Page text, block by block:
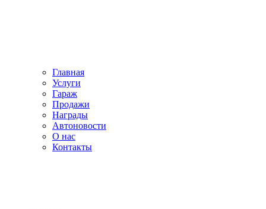
Главная
Услуги
Гараж
Продажи
Награды
Автоновости
О нас
Контакты